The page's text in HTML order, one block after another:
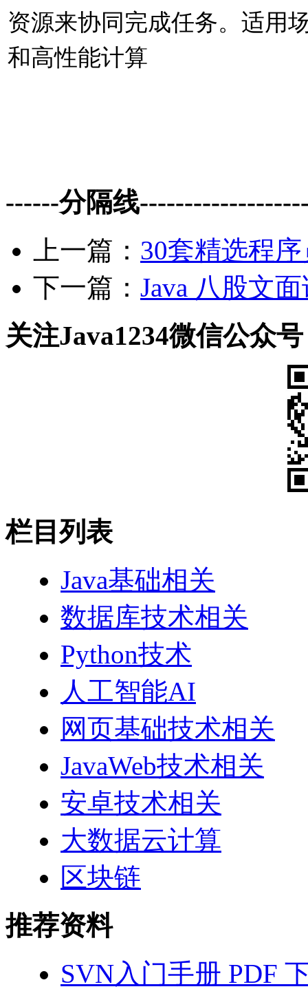
资源来协同完成任务。适用
和高性能计算
------分隔线
上一篇： 30套精选程
下一篇： Java 八股文
关注Java1234微信公众号
栏目列表
Java基础相关
数据库技术相关
Python技术
人工智能AI
网页基础技术相关
JavaWeb技术相关
安卓技术相关
大数据云计算
区块链
推荐资料
SVN入门手册 PDF